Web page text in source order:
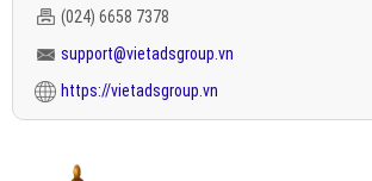
(024) 6658 7378
support@vietadsgroup.vn
https://vietadsgroup.vn